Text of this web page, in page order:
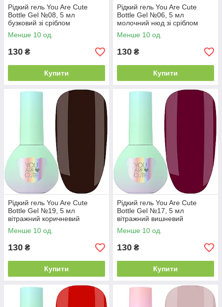
Рідкий гель You Are Cute
Bottle Gel №08, 5 мл
бузковий зі сріблом
Менше 10 од.
130 ₴
Купити
Рідкий гель You Are Cute
Bottle Gel №06, 5 мл
молочний нюд зі сріблом
Менше 10 од.
130 ₴
Купити
Рідкий гель You Are Cute
Bottle Gel №19, 5 мл
вітражний коричневий
Менше 10 од.
130 ₴
Купити
Рідкий гель You Are Cute
Bottle Gel №17, 5 мл
вітражний вишневий
Менше 10 од.
130 ₴
Купити